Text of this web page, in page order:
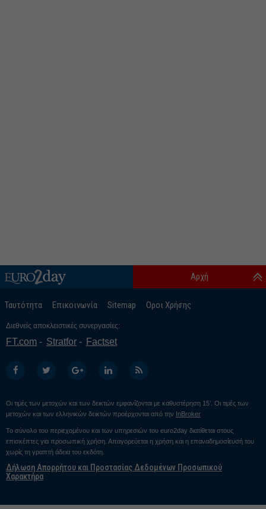
Ταυτότητα Επικοινωνία Sitemap Οροι Χρήσης
Αρχή
Διεθνείς αποκλειστικές συνεργασίες:
FT.com Stratfor Factset
Οι τιμές των μετοχών και των δεικτών εμφανίζονται με καθυστέρηση 15’. Οι τιμές των
μετοχών και των ελληνικών δεικτών προέρχονται από την InBroker
Το σύνολο του περιεχομένου και των υπηρεσιών του euro2day διατίθεται στους
επισκέπτες για προσωπική χρήση. Απαγορεύεται η χρήση και η επαναδημοσίευσή του
χωρίς τη γραπτή άδεια του εκδότη.
Δήλωση Απορρήτου και Προστασίας Δεδομένων Προσωπικού
Χαρακτήρα